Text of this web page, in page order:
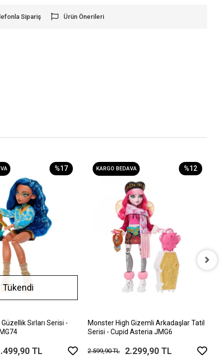
Sipariş Ürün Önerileri
%17
Tükendi
Sırları Serisi -
TL
KARGO BEDAVA %12
Monster High Gizemli Arkadaşlar Tatil
Serisi - Cupid Asteria JMG6
2.599,90 TL 2.299,90 TL